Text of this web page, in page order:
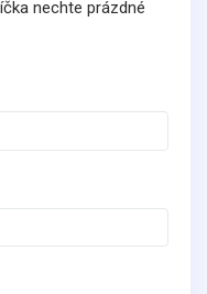
nechte prázdné